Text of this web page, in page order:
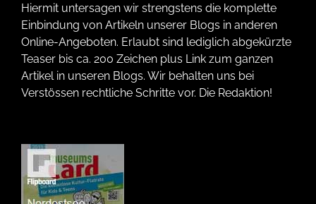
Hiermit untersagen wir strengstens die komplette
Einbindung von Artikeln unserer Blogs in anderen
Online-Angeboten. Erlaubt sind lediglich abgekürzte
Teaser bis ca. 200 Zeichen plus Link zum ganzen
Artikel in unseren Blogs. Wir behalten uns bei
Verstössen rechtliche Schritte vor. Die Redaktion!